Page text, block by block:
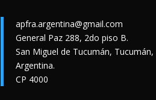
apfra.argentina@gmail.com
General Paz 288, 2do piso B.
San Miguel de Tucumán, Tucumán,
Argentina.
CP 4000